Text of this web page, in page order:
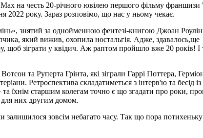
на честь 20-річного ювілею першого фільму
2022 року. Зараз розповімо, що нас у ньому чекає.
знятий за однойменною фентезі-книгою Джоан
який вижив, охопила ностальгія. Адже, здавалось,ще
щоб зіграти у квідич. Аж раптом пройшло вже 20 років! І
та Руперта Грінта, які зіграли Гаррі Поттера,
Ретроспектива складатиметься з інтерв'ю та
та їхнім старшим колегам точно є що згадати про роки,
для них другим домом.
залишилося зовсім небагато часу. Так що пора